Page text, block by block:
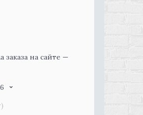
на сайте —